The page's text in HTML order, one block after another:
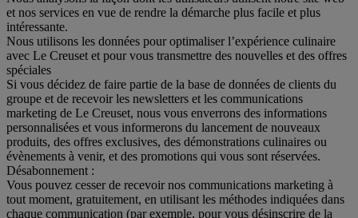
et nos services en vue de rendre la démarche plus facile et plus
intéressante.
Nous utilisons les données pour optimaliser l’expérience culinaire
avec Le Creuset et pour vous transmettre des nouvelles et des offres
spéciales
Si vous décidez de faire partie de la base de données de clients du
groupe et de recevoir les newsletters et les communications
marketing de Le Creuset, nous vous enverrons des informations
personnalisées et vous informerons du lancement de nouveaux
produits, des offres exclusives, des démonstrations culinaires ou
évènements à venir, et des promotions qui vous sont réservées.
Désabonnement :
Vous pouvez cesser de recevoir nos communications marketing à
tout moment, gratuitement, en utilisant les méthodes indiquées dans
chaque communication (par exemple, pour vous désinscrire de la